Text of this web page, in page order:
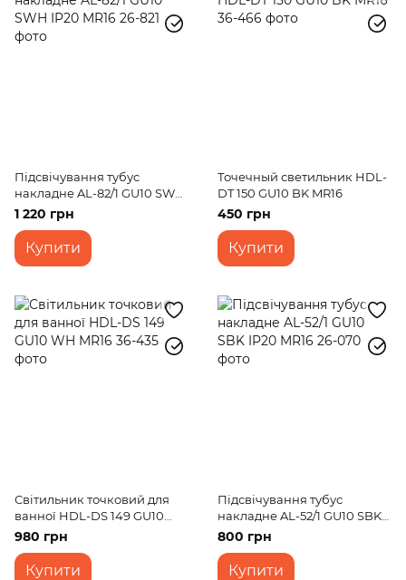
Підсвічування тубус
накладне AL-82/1 GU10 SWH
IP20 MR16
1 220 грн
Купити
Точечный светильник HDL-
DT 150 GU10 BK MR16
450 грн
Купити
Світильник точковий для
ванної HDL-DS 149 GU10
WH MR16
980 грн
Купити
Підсвічування тубус
накладне AL-52/1 GU10 SBK
IP20 MR16
800 грн
Купити